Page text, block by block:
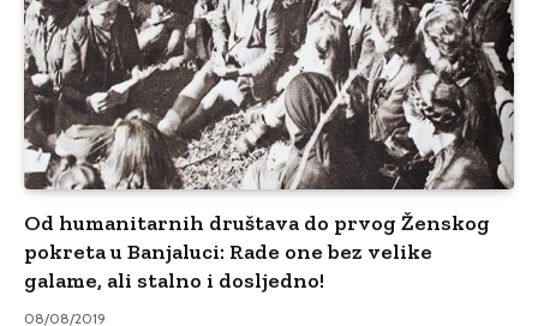
Od humanitarnih društava do prvog Ženskog
pokreta u Banjaluci: Rade one bez velike
galame, ali stalno i dosljedno!
08/08/2019